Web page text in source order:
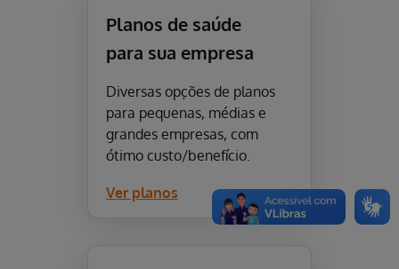
Planos de saúde
para sua empresa
Diversas opções de planos
para pequenas, médias e
grandes empresas, com
ótimo custo/benefício.
Ver planos